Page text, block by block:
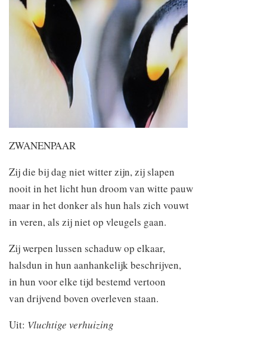
ZWANENPAAR
Zij die bij dag niet witter zijn, zij slapen
nooit in het licht hun droom van witte pauw
maar in het donker als hun hals zich vouwt
in veren, als zij niet op vleugels gaan.
Zij werpen lussen schaduw op elkaar,
halsdun in hun aanhankelijk beschrijven,
in hun voor elke tijd bestemd vertoon
van drijvend boven overleven staan.
Uit: Vluchtige verhuizing